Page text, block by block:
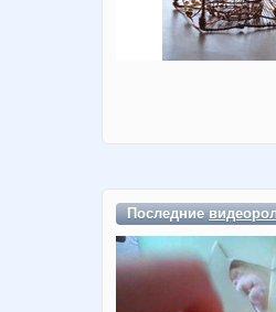
Последние